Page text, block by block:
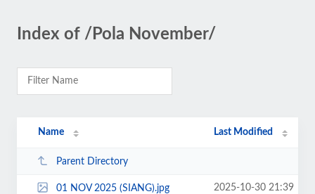
Index of /Pola November/
Name Last Modified
Parent Directory
01 NOV 2025 (SIANG).jpg 2025-10-30 21:39